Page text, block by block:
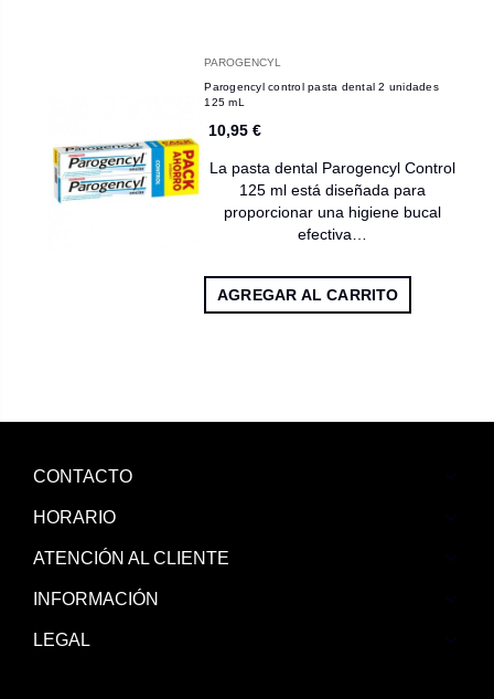
PAROGENCYL
Parogencyl control pasta dental 2 unidades
125 mL
10,95 €
La pasta dental Parogencyl Control
125 ml está diseñada para
proporcionar una higiene bucal
efectiva…
AGREGAR AL CARRITO
CONTACTO
HORARIO
ATENCIÓN AL CLIENTE
INFORMACIÓN
LEGAL